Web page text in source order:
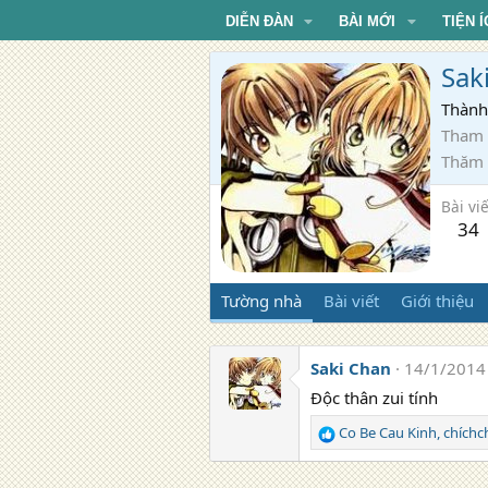
DIỄN ĐÀN BÀI MỚI TIỆN
Tham
Thăm
Bài
34
Tường nhà Bài viết Giới thiệu
Saki Chan
14/1/2014
Độc thân zui tính
R
e
a
Co Be Cau Kinh,